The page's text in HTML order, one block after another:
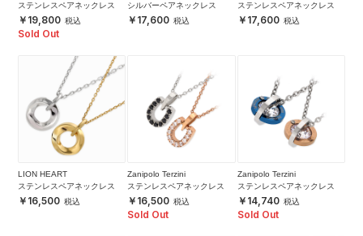
ステンレスペアネックレス
19,800
Sold Out
シルバーペアネックレス
17,600
ステンレスペアネックレス
17,600
LION HEART
ステンレスペアネックレス
16,500
Zanipolo Terzini
ステンレスペアネックレス
16,500
Sold Out
Zanipolo Terzini
ステンレスペアネックレス
14,740
Sold Out